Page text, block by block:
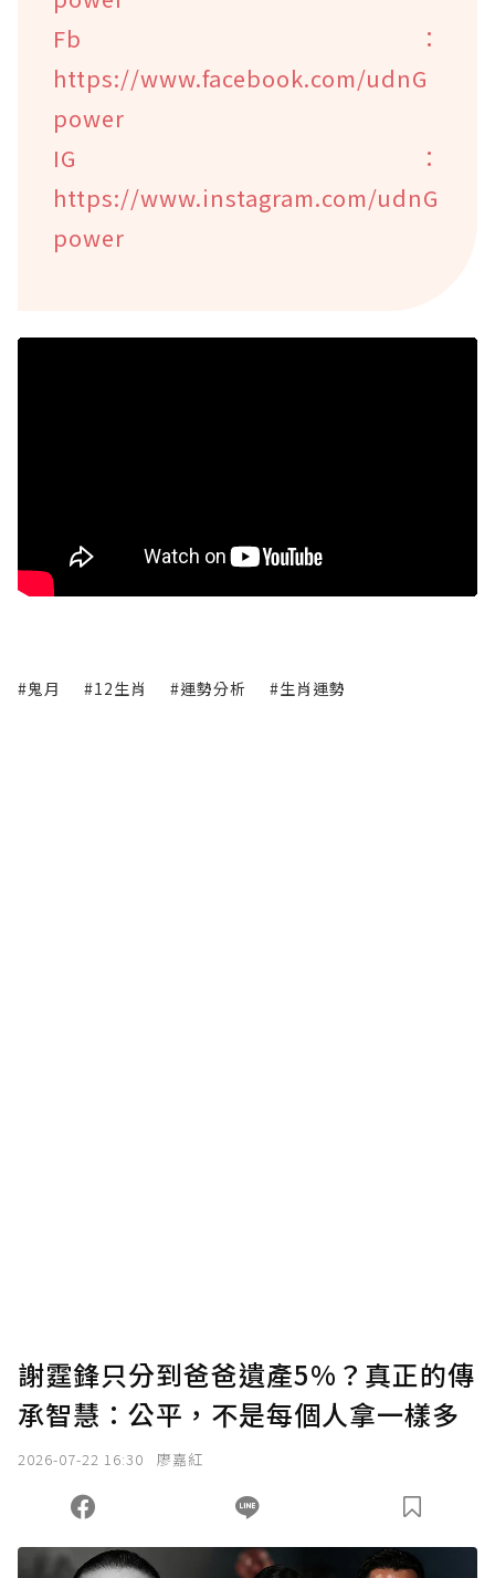
Fb：
https://www.facebook.com/udnG
power
IG：
https://www.instagram.com/udnG
power
#鬼月 #12生肖 #運勢分析 #生肖運勢
謝霆鋒只分到爸爸遺產5%？真正的傳
承智慧：公平，不是每個人拿一樣多
2026-07-22 16:30 廖嘉紅